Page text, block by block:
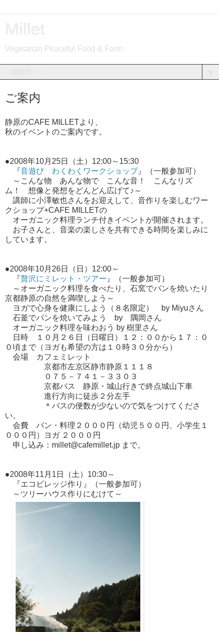
Vegetarian Peaceful Food & Farm
ご案内
静原のCAFE MILLETより、
秋のイベントのご案内です。
●2008年10月25日（土）12:00～15:30
『音遊び わくわくワークショップ』（一般参加可）
～こんな物 あんな物で こんな音！ こんなリズ
ム！ 想像と発想をどんどん広げて♪～
講師に小澤敏也さんをお迎えして、音作りを楽しむワー
クショップ+CAFE MILLETの
オーガニック料理ランチ付きイベントが開催されます。
お子さんと、音楽の楽しさを共有できる時間を楽しみに
しています。
●2008年10月26日（日）12:00～
『贅沢にミレット・ツアー 』（一般参加可）
～オーガニック料理を食べたり、石窯でパンを焼いたり
京都静原の自然を満喫しよう～
ヨガで心身を健康にしよう（８名限定） by Miyuさん
石釜でパンを焼いてみよう by 隅岡さん
オーガニック料理を味わおう by 樹里さん
日時 １０月２６日（日曜日）１２：００から１７：０
０頃まで（ヨガも希望の方は１０時３０分から）
会場 カフェミレット
京都市左京区静市静原１１１８
０７５－７４１－３３０３
京都バス 静原・城山行きで終点城山下車
進行方向に徒歩２分左手
＊バスの便数が少ないので気をつけてくださ
い。
会費 パン・料理２０００円（幼児５００円、小学生１
０００円）ヨガ ２０００円
申し込み：millet@cafemillet.jp まで。
●2008年11月1日（土）10:30～
『エコビレッジ作り』（一般参加可）
～ツリーハウス作りにむけて～